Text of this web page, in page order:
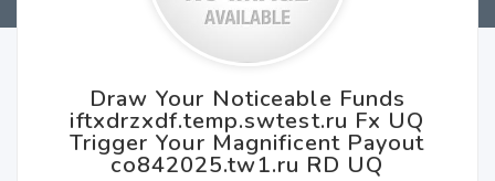
Draw Your Noticeable Funds
iftxdrzxdf.temp.swtest.ru Fx UQ
Trigger Your Magnificent Payout
co842025.tw1.ru RD UQ